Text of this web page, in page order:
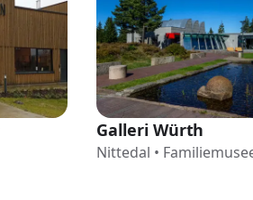
Galleri Würth
Nittedal •